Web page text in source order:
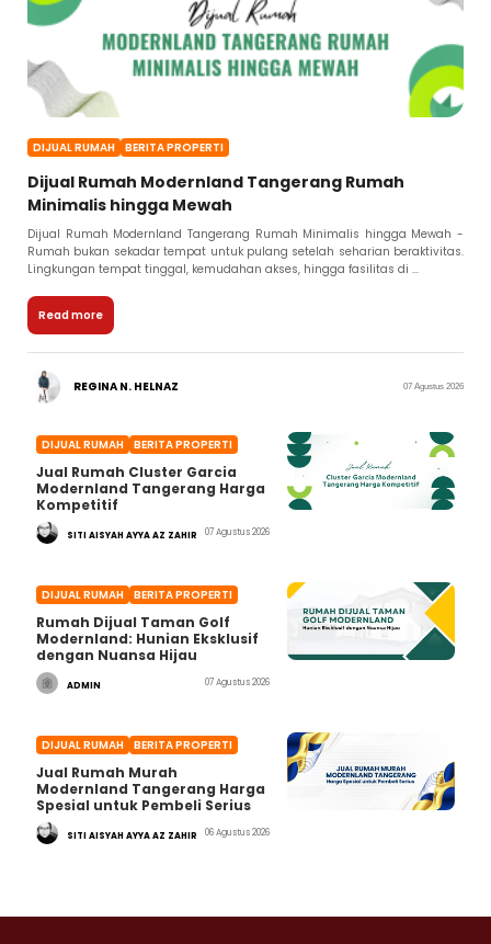
DIJUAL RUMAH BERITA PROPERTI
Dijual Rumah Modernland Tangerang Rumah
Minimalis hingga Mewah
Dijual Rumah Modernland Tangerang Rumah Minimalis hingga Mewah -
Rumah bukan sekadar tempat untuk pulang setelah seharian beraktivitas.
Lingkungan tempat tinggal, kemudahan akses, hingga fasilitas di ...
Read more
REGINA N. HELNAZ 07 Agustus 2026
DIJUAL RUMAH BERITA PROPERTI
Jual Rumah Cluster Garcia
Modernland Tangerang Harga
Kompetitif
SITI AISYAH AYYA AZ ZAHIR 07 Agustus 2026
DIJUAL RUMAH BERITA PROPERTI
Rumah Dijual Taman Golf
Modernland: Hunian Eksklusif
dengan Nuansa Hijau
ADMIN 07 Agustus 2026
DIJUAL RUMAH BERITA PROPERTI
Jual Rumah Murah
Modernland Tangerang Harga
Spesial untuk Pembeli Serius
SITI AISYAH AYYA AZ ZAHIR 06 Agustus 2026